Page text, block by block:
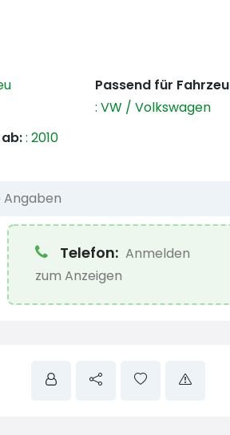
Passend für
: VW / Volkswagen
: 2010
Telefon: Anmelden
zum Anzeigen